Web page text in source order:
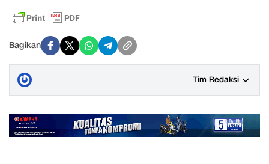
Bagikan
Tim Redaksi